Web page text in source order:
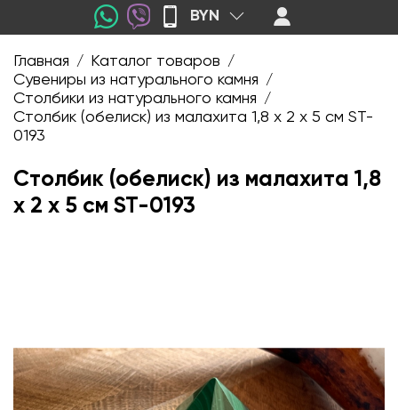
BYN
Главная / Каталог товаров /
Сувениры из натурального камня /
Столбики из натурального камня /
Столбик (обелиск) из малахита 1,8 х 2 х 5 см ST-
0193
Столбик (обелиск) из малахита 1,8
х 2 х 5 см ST-0193